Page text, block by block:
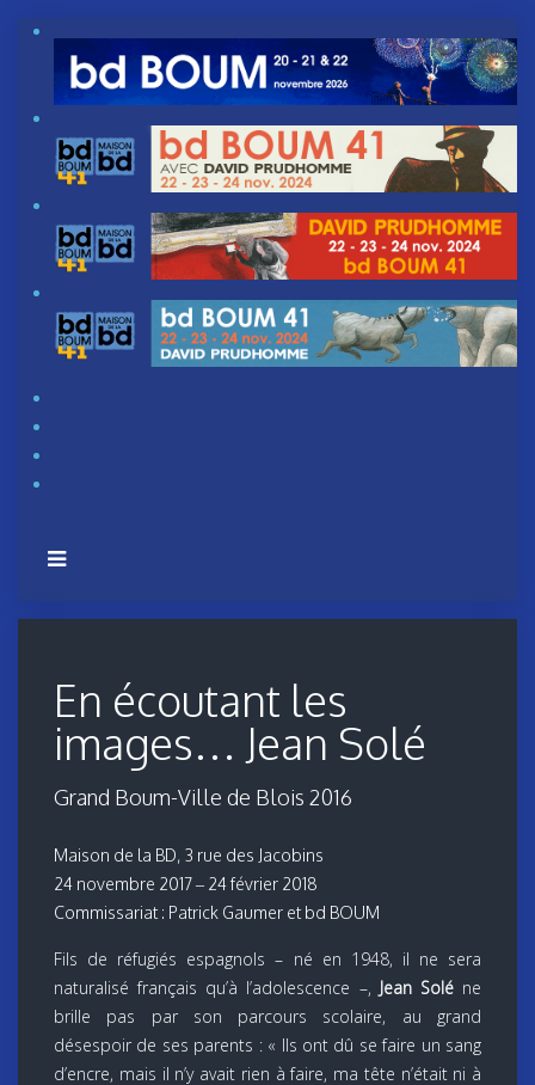
En écoutant les
images… Jean Solé
Grand Boum-Ville de Blois 2016
Maison de la BD, 3 rue des Jacobins
24 novembre 2017 – 24 février 2018
Commissariat : Patrick Gaumer et bd BOUM
Fils de réfugiés espagnols – né en 1948, il ne sera
naturalisé français qu’à l’adolescence –, Jean Soléne
brille pas par son parcours scolaire, au grand
désespoir de ses parents : « Ils ont dû se faire un sang
d’encre, mais il n’y avait rien à faire, ma tête n’était ni à